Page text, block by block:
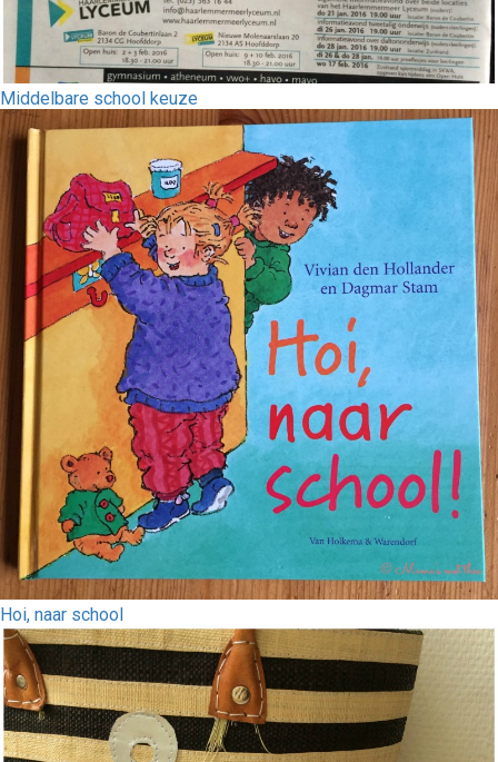
Middelbare school keuze
Hoi, naar school